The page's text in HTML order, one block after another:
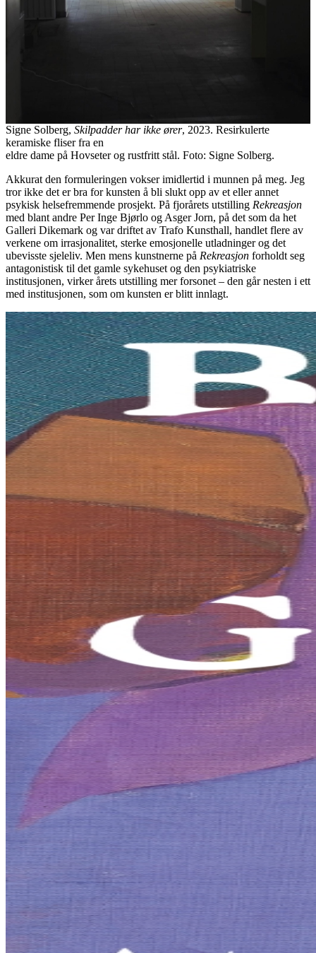
Signe Solberg, Skilpadder har ikke ører, 2023. Resirkulerte
keramiske fliser fra en
eldre dame på Hovseter og rustfritt stål. Foto: Signe Solberg.
Akkurat den formuleringen vokser imidlertid i munnen på meg. Jeg
tror ikke det er bra for kunsten å bli slukt opp av et eller annet
psykisk helsefremmende prosjekt. På fjorårets utstilling Rekreasjon
med blant andre Per Inge Bjørlo og Asger Jorn, på det som da het
Galleri Dikemark og var driftet av Trafo Kunsthall, handlet flere av
verkene om irrasjonalitet, sterke emosjonelle utladninger og det
ubevisste sjeleliv. Men mens kunstnerne på Rekreasjon forholdt seg
antagonistisk til det gamle sykehuset og den psykiatriske
institusjonen, virker årets utstilling mer forsonet – den går nesten i ett
med institusjonen, som om kunsten er blitt innlagt.